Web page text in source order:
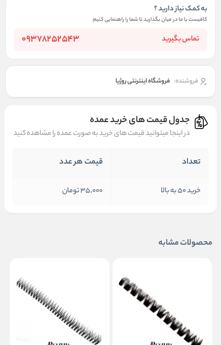
به کمک نیاز دارید ؟
کافیست با ما در میان بگذارید تا شما را راهنمایی کنیم
تماس بگیرید 09378252543
فروشنده: فروشگاه اینترنتی روژیا
جدول قیمت های خرید عمده
در اینجا میتوانید قیمت های خرید به صورت عمده را مشاهده کنید
تعداد قیمت هر عدد
خرید 50 به بالا 35,000 تومان
محصولات مشابه